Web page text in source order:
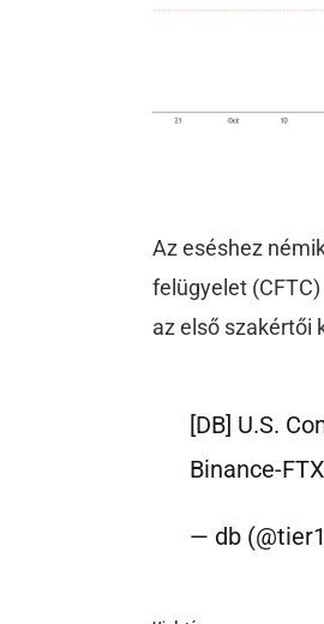
Az eséshez
felügyelet
az első szakértői
[DB] U.S.
Binance-
— db